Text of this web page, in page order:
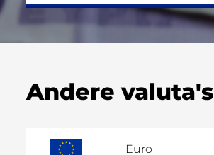
Andere valuta's
Euro